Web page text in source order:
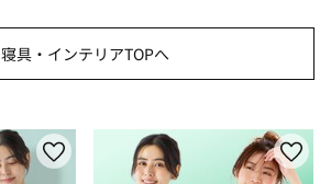
寝具・インテリアTOPへ